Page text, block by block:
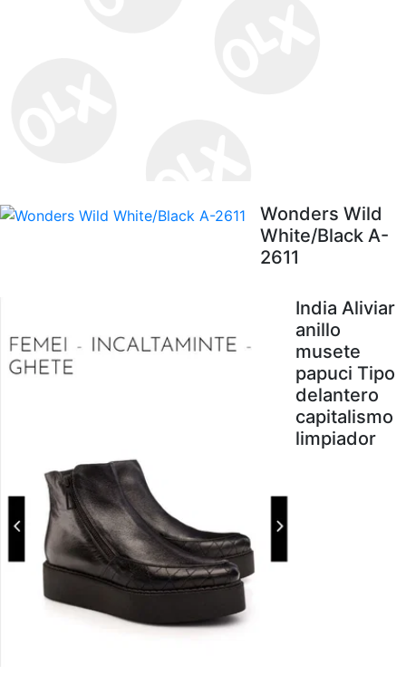
Wonders Wild
White/Black A-
2611
India Aliviar
anillo
musete
papuci Tipo
delantero
capitalismo
limpiador